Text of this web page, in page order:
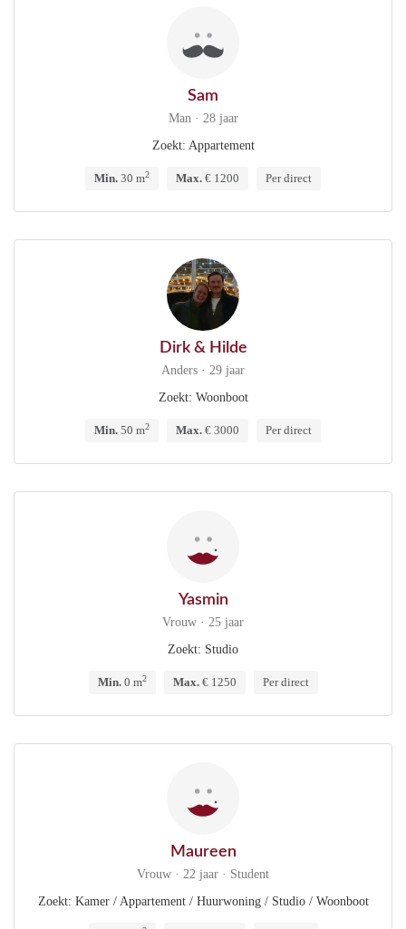
Sam
Man · 28 jaar
Zoekt: Appartement
Min. 30 m2 Max. € 1200 Per direct
Dirk & Hilde
Anders · 29 jaar
Zoekt: Woonboot
Min. 50 m2 Max. € 3000 Per direct
Yasmin
Vrouw · 25 jaar
Zoekt: Studio
Min.0 m2 Max.€ 1250 Per direct
Maureen
Vrouw · 22 jaar · Student
Zoekt: Kamer / Appartement / Huurwoning / Studio / Woonboot